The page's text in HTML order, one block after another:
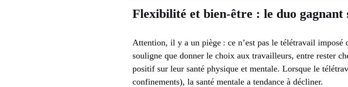
Flexibilité et bien-être : le duo gagnant
Attention, il y a un piège : ce n’est pas le télétravail imposé
souligne que donner le choix aux travailleurs, entre rester
positif sur leur santé physique et mentale. Lorsque le
confinements), la santé mentale a tendance à décliner.